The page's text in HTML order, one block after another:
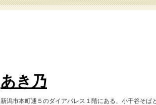
あき乃
新潟市本町通５のダイアパレス１階にある、小千谷そば